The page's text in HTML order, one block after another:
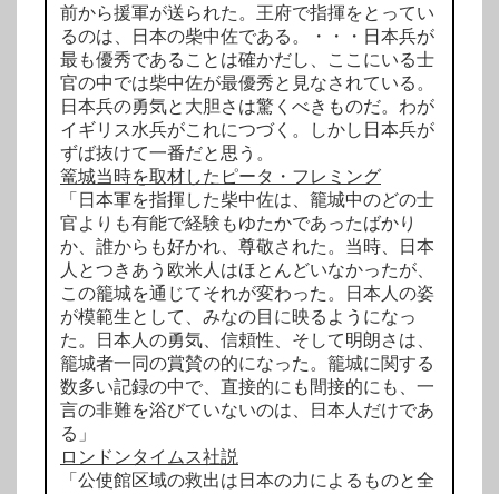
前から援軍が送られた。王府で指揮をとってい
るのは、日本の柴中佐である。・・・日本兵が
最も優秀であることは確かだし、ここにいる士
官の中では柴中佐が最優秀と見なされている。
日本兵の勇気と大胆さは驚くべきものだ。わが
イギリス水兵がこれにつづく。しかし日本兵が
ずば抜けて一番だと思う。
篭城当時を取材したピータ・フレミング
「日本軍を指揮した柴中佐は、籠城中のどの士
官よりも有能で経験もゆたかであったばかり
か、誰からも好かれ、尊敬された。当時、日本
人とつきあう欧米人はほとんどいなかったが、
この籠城を通じてそれが変わった。日本人の姿
が模範生として、みなの目に映るようになっ
た。日本人の勇気、信頼性、そして明朗さは、
籠城者一同の賞賛の的になった。籠城に関する
数多い記録の中で、直接的にも間接的にも、一
言の非難を浴びていないのは、日本人だけであ
る」
ロンドンタイムス社説
「公使館区域の救出は日本の力によるものと全